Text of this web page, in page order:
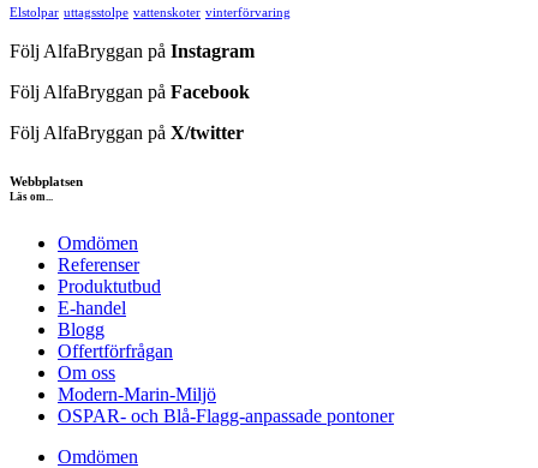
Elstolpar uttagsstolpe vattenskoter vinterförvaring
Följ AlfaBryggan på Instagram
Följ AlfaBryggan på Facebook
Följ AlfaBryggan på X/twitter
Webbplatsen
Läs om...
Omdömen
Referenser
Produktutbud
E-handel
Blogg
Offertförfrågan
Om oss
Modern-Marin-Miljö
OSPAR- och Blå-Flagg-anpassade pontoner
Omdömen